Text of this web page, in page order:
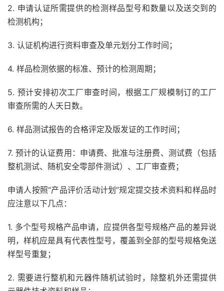
2. 申请认证所需提供的检测样品型号和数量以及送交到的
检测机构；
3. 认证机构进行资料审查及单元划分工作时间；
4. 样品检测依据的标准、预计的检测周期；
5. 预计安排初次工厂审查时间，根据工厂规模制订的工厂
审查所需的人天日数。
6. 样品测试报告的合格评定及版发证的工作时间；
7. 预计的认证费用：申请费、批准与注册费、测试费（包括
整机测试、随机安全零部件测试）、工厂审查费；
申请人按照“产品评价活动计划”规定提交技术资料和样品时
应注意以下几点：
1. 多个型号规格产品申请，应提供各型号规格产品的差异说
明，样机应是具有代表性型号，覆盖到全部的型号规格免送
样型号重复；
2. 需要进行整机和元器件随机试验时，除整机外还需提供